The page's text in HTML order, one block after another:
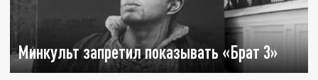
Минкульт запретил показывать «Брат 3»